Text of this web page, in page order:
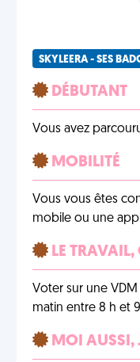
SKYLEERA - SES
DÉBUTANT
Vous avez
MOBILITÉ
Vous vous êtes
mobile ou une
LE TRAVAIL,
Voter sur une
matin entre 8 h et
MOI AUSSI,